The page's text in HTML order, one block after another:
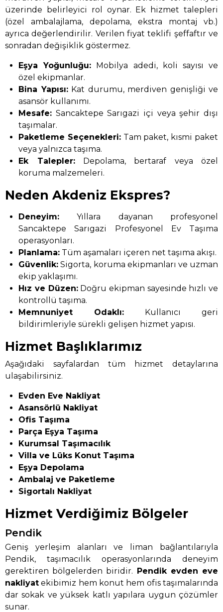
üzerinde belirleyici rol oynar. Ek hizmet talepleri
(özel ambalajlama, depolama, ekstra montaj vb.)
ayrıca değerlendirilir. Verilen fiyat teklifi şeffaftır ve
sonradan değişiklik göstermez.
Eşya Yoğunluğu: Mobilya adedi, koli sayısı ve
özel ekipmanlar.
Bina Yapısı:Kat durumu, merdiven genişliği ve
asansör kullanımı.
Mesafe: Sancaktepe Sarıgazi içi veya şehir dışı
taşımalar.
Paketleme Seçenekleri:Tam paket, kısmi paket
veya yalnızca taşıma.
Ek Talepler:Depolama, bertaraf veya özel
koruma malzemeleri.
Neden Akdeniz Ekspres?
Deneyim: Yıllara dayanan profesyonel
Sancaktepe Sarıgazi Profesyonel Ev Taşıma
operasyonları.
Planlama: Tüm aşamaları içeren net taşıma akışı.
Güvenlik: Sigorta, koruma ekipmanları ve uzman
ekip yaklaşımı.
Hız ve Düzen:Doğru ekipman sayesinde hızlı ve
kontrollü taşıma.
Memnuniyet Odaklı: Kullanıcı geri
bildirimleriyle sürekli gelişen hizmet yapısı.
Hizmet Başlıklarımız
Aşağıdaki sayfalardan tüm hizmet detaylarına
ulaşabilirsiniz.
Evden Eve Nakliyat
Asansörlü Nakliyat
Ofis Taşıma
Parça Eşya Taşıma
Kurumsal Taşımacılık
Villa ve Lüks Konut Taşıma
Eşya Depolama
Ambalaj ve Paketleme
Sigortalı Nakliyat
Hizmet Verdiğimiz Bölgeler
Pendik
Geniş yerleşim alanları ve liman bağlantılarıyla
Pendik, taşımacılık operasyonlarında deneyim
gerektiren bölgelerden biridir. Pendik evden eve
nakliyat ekibimiz hem konut hem ofis taşımalarında
dar sokak ve yüksek katlı yapılara uygun çözümler
sunar.